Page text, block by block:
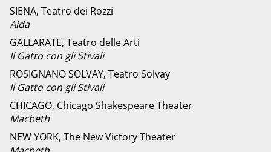
SIENA, Teatro dei Rozzi
Aida
GALLARATE, Teatro delle Arti
Il Gatto con gli Stivali
ROSIGNANO SOLVAY, Teatro Solvay
Il Gatto con gli Stivali
CHICAGO, Chicago Shakespeare Theater
Macbeth
NEW YORK, The New Victory Theater